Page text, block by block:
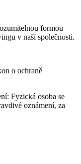
formou
v naší společnosti.
o ochraně
Fyzická osoba se
oznámení, za